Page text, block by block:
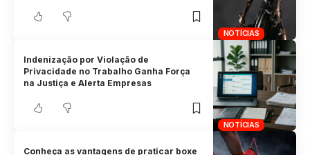
NOTÍCIAS
NOTÍCIAS
Indenização por Violação de
Privacidade no Trabalho Ganha Força
na Justiça e Alerta Empresas
Conheça as vantagens de praticar boxe